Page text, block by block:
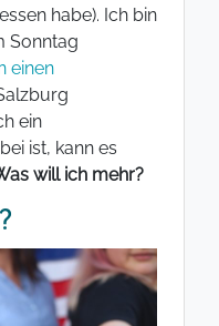
habe). Ich bin
Sonntag
einen
ein
ist, kann es
will ich mehr?